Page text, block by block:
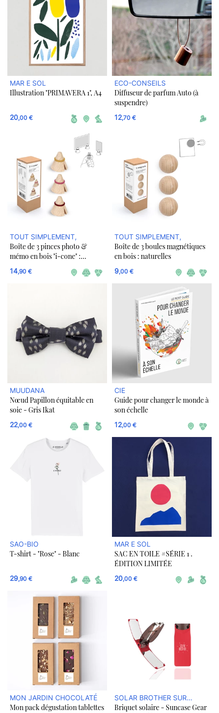
MAR E SOL
Illustration "PRIMAVERA 1", A4
20,00 €
ECO-CONSEILS
Diffuseur de parfum Auto (à
suspendre)
12,70 €
TOUT SIMPLEMENT,
Boîte de 3 pinces photo &
mémo en bois "i-cone" :
anneaux moutarde - rose -
bordeaux
14,90 €
TOUT SIMPLEMENT,
Boîte de 3 boules magnétiques
en bois : naturelles
9,00 €
MUUDANA
Nœud Papillon équitable en
soie - Gris Ikat
22,00 €
CIE
Guide pour changer le monde à
son échelle
12,00 €
SAO-BIO
T-shirt - "Rose" - Blanc
29,90 €
MAR E SOL
SAC EN TOILE #SÉRIE 1 .
ÉDITION LIMITÉE
20,00 €
MON JARDIN CHOCOLATÉ
Mon pack dégustation tablettes
SOLAR BROTHER SUR
ULULE BOUTIQUE
Briquet solaire - Suncase Gear